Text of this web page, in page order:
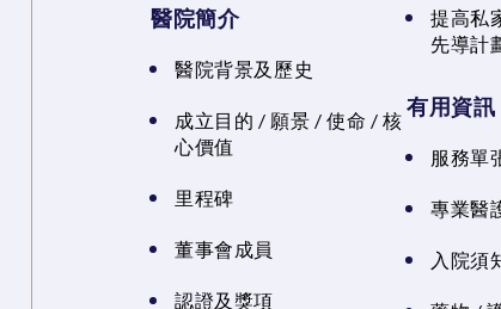
醫院簡介
醫院背景及歷史
成立目的 / 願景 / 使命 / 核
心價值
里程碑
董事會成員
認證及獎項
提高私
先導計
有用資訊
服務單
專業醫
入院須